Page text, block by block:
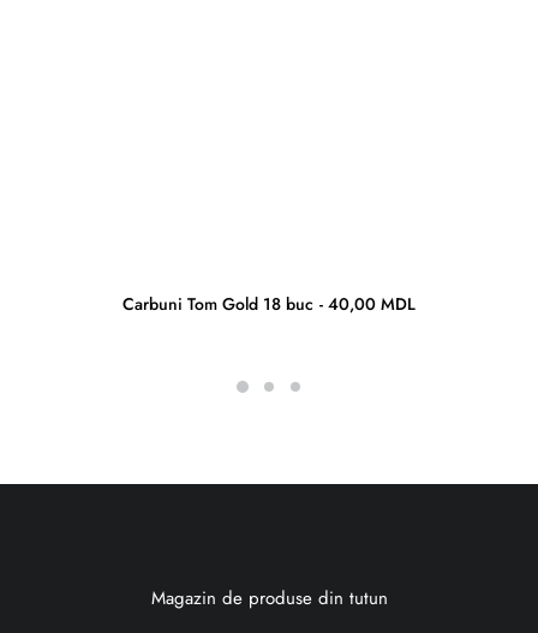
Carbuni Tom Gold 18 buc 40,00MDL
Magazin de produse din tutun